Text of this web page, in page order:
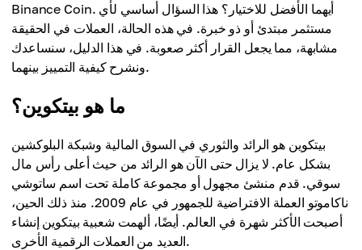
Binance Coin. أيهما الأفضل للاختيار؟ هذا السؤال أساسي لأي
مستثمر مبتدئ أو ذو خبرة. في هذه الحالة، العملات في الحقيقة
مشابهة، مما يجعل القرار أكثر صعوبة. في هذا الدليل، سنساعدك
ونشرح كيفية التمييز بينهما.
ما هو بيتكوين؟
بيتكوين هو الرائد والثوري في السوق المالية وشبكة البلوكشين
بشكل عام. لا يزال حتى الآن هو الرائد من حيث أعلى رأس مال
سوقي. قدم منشئ مجهول أو مجموعة كاملة تحت اسم ساتوشي
ناكاموتو العملة الافتراضية للجمهور في عام 2009. منذ ذلك الحين،
أصبحت الأكثر شهرة في العالم. أيضًا، ألهمت شعبية بيتكوين إنشاء
العديد من العملات الرقمية الأخرى.